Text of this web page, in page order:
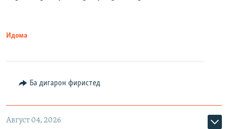
Идома
Ба дигарон фиристед
Август 04, 2026